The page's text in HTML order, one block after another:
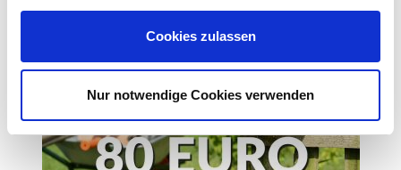
Cookies zulassen
Nur notwendige Cookies verwenden